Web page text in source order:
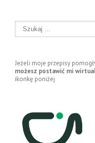
Jeżeli moje przepisy
możesz postawić mi
ikonkę poniżej